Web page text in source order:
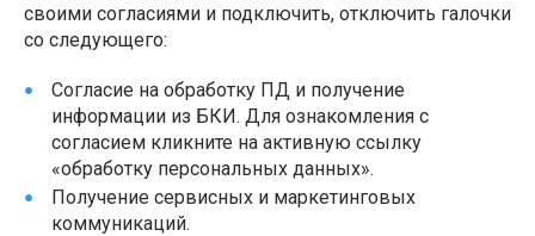
своими согласиями и подключить, отключить галочки
со следующего:
Согласие на обработку ПД и получение
информации из БКИ. Для ознакомления с
согласием кликните на активную ссылку
«обработку персональных данных».
Получение сервисных и маркетинговых
коммуникаций.